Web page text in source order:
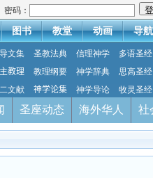
密码：
图书 教堂 动画 导航
文集 圣教法典 信理神学
多语圣经
教理
教理纲要 神学辞典
思高圣经
文献
神学论集 神学导论 牧灵圣经
圣座动态 海外华人 社